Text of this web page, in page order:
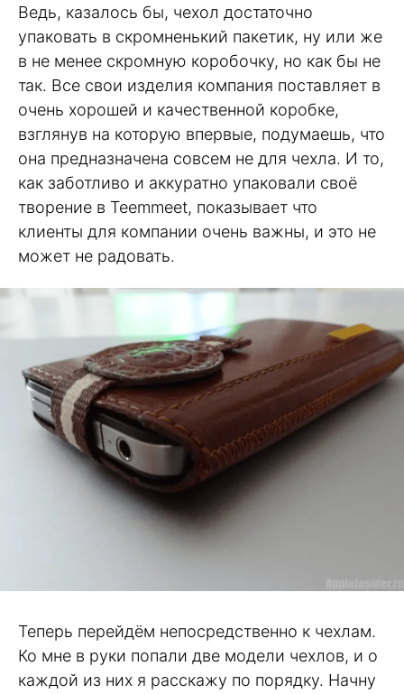
Ведь, казалось бы, чехол достаточно
упаковать в скромненький пакетик, ну или же
в не менее скромную коробочку, но как бы не
так. Все свои изделия компания поставляет в
очень хорошей и качественной коробке,
взглянув на которую впервые, подумаешь, что
она предназначена совсем не для чехла. И то,
как заботливо и аккуратно упаковали своё
творение в Teemmeet, показывает что
клиенты для компании очень важны, и это не
может не радовать.
Теперь перейдём непосредственно к чехлам.
Ко мне в руки попали две модели чехлов, и о
каждой из них я расскажу по порядку. Начну